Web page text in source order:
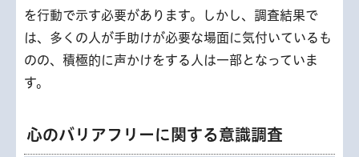
を行動で示す必要があります。しかし、調査結果で
は、多くの人が手助けが必要な場面に気付いているも
のの、積極的に声かけをする人は一部となっていま
す。
心のバリアフリーに関する意識調査